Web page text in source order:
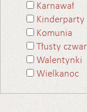
Karnawał
Kinderparty
Komunia
Tłusty
Walentynki
Wielkanoc